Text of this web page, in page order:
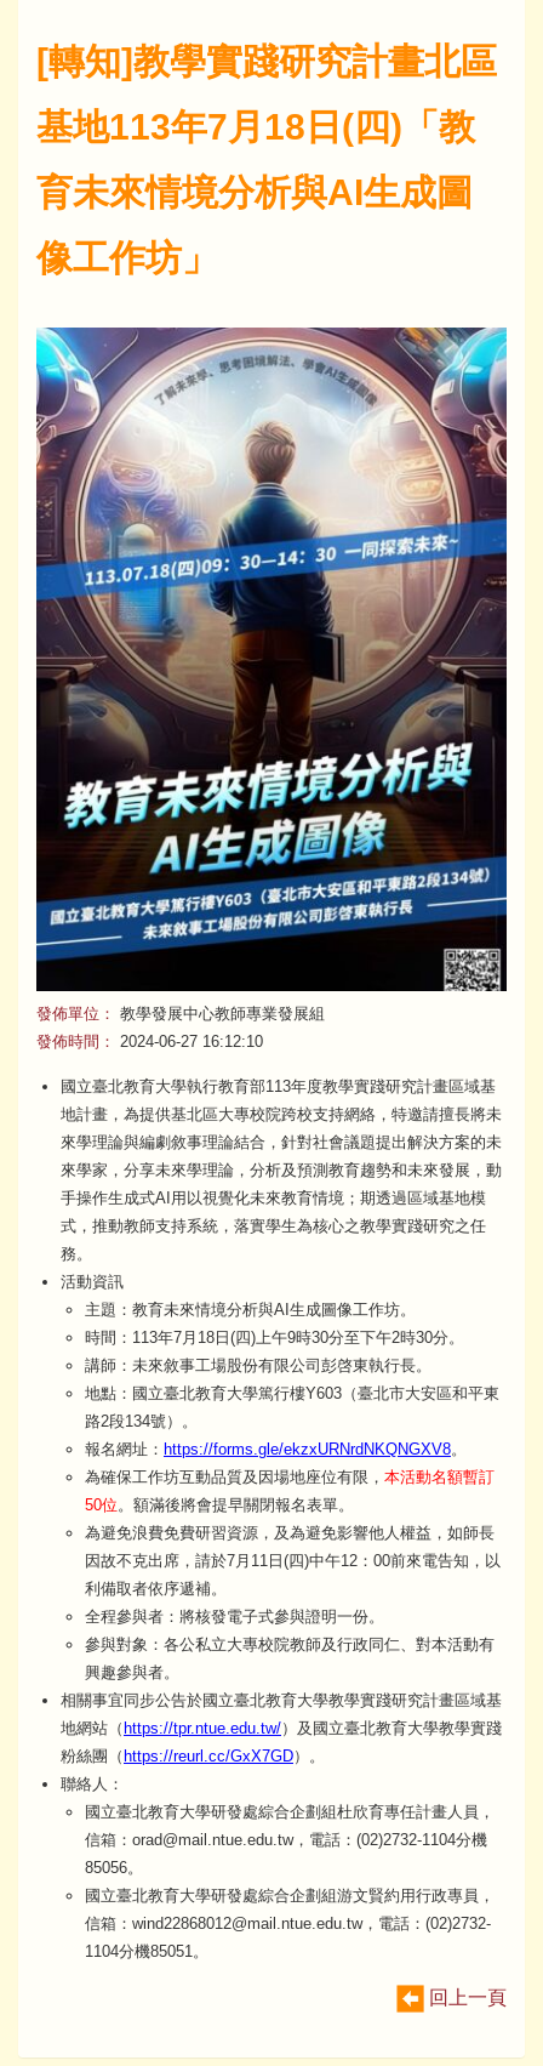
[轉知]​教學實踐研究計畫北區
基地113年7月18日(四)「教
育未來情境分析與AI生成圖
像工作坊」
發佈單位： 教學發展中心教師專業發展組
發佈時間：
2024-06-27 16:12:10
國立臺北教育大學執行教育部113年度教學實踐研究計畫區域基
地計畫，為提供基北區大專校院跨校支持網絡，特邀請擅長將未
來學理論與編劇敘事理論結合，針對社會議題提出解決方案的未
來學家，分享未來學理論，分析及預測教育趨勢和未來發展，動
手操作生成式AI用以視覺化未來教育情境；期透過區域基地模
式，推動教師支持系統，落實學生為核心之教學實踐研究之任
務。
活動資訊
主題：教育未來情境分析與AI生成圖像工作坊。
時間：113年7月18日(四)上午9時30分至下午2時30分。
講師：未來敘事工場股份有限公司彭啓東執行長。
地點：國立臺北教育大學篤行樓Y603（臺北市大安區和平東
路2段134號）。
報名網址： https://forms.gle/ekzxURNrdNKQNGXV8。
為確保工作坊互動品質及因場地座位有限， 本活動名額暫訂
50位。額滿後將會提早關閉報名表單。
為避免浪費免費研習資源，及為避免影響他人權益，如師長
因故不克出席，請於7月11日(四)中午12：00前來電告知，以
利備取者依序遞補。
全程參與者：將核發電子式參與證明一份。
參與對象：各公私立大專校院教師及行政同仁、對本活動有
興趣參與者。
相關事宜同步公告於國立臺北教育大學教學實踐研究計畫區域基
地網站（ https://tpr.ntue.edu.tw/）及國立臺北教育大學教學實踐
粉絲團（ https://reurl.cc/GxX7GD）。
聯絡人：
國立臺北教育大學研發處綜合企劃組杜欣育專任計畫人員，
信箱：orad@mail.ntue.edu.tw，電話：(02)2732-1104分機
85056。
國立臺北教育大學研發處綜合企劃組游文賢約用行政專員，
信箱：wind22868012@mail.ntue.edu.tw，電話：(02)2732-
1104分機85051。
回上一頁